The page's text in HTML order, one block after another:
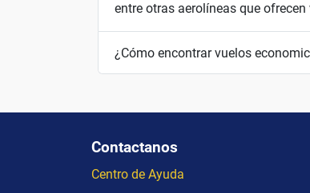
entre otras aerolíneas que
¿Cómo encontrar vuelos
Contactanos
Centro de Ayuda